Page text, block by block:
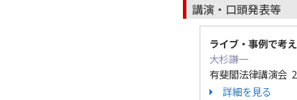
講演・口頭発表等
ライブ・事例で考
大杉謙一
有斐閣法律講演会
詳細を見る